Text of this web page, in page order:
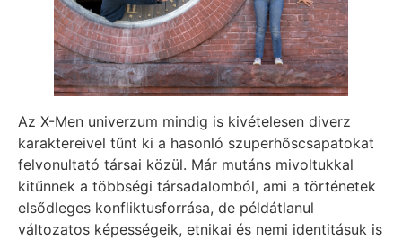
Az X-Men univerzum mindig is kivételesen diverz
karaktereivel tűnt ki a hasonló szuperhőscsapatokat
felvonultató társai közül. Már mutáns mivoltukkal
kitűnnek a többségi társadalomból, ami a történetek
elsődleges konfliktusforrása, de példátlanul
változatos képességeik, etnikai és nemi identitásuk is